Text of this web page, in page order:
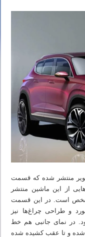
منتشر شده که قسمت
از این ماشین منتشر
است. در این قسمت
و طراحی چراغ‌ها نیز
در نمای جانبی هم خط
شده و تا عقب کشیده شده